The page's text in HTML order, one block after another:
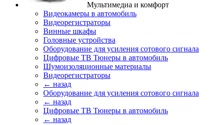
Мультимедиа и комфорт
Видеокамеры в автомобиль
Видеорегистраторы
Винные шкафы
Головные устройства
Оборудование для усиления сотового сигнала
Цифровые ТВ Тюнеры в автомобиль
Шумоизоляционные материалы
Видеорегистраторы
← назад
Оборудование для усиления сотового сигнала
← назад
Цифровые ТВ Тюнеры в автомобиль
← назад